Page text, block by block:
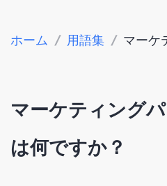
ホーム / 用語集 / マーケ
マーケティング
は何ですか？